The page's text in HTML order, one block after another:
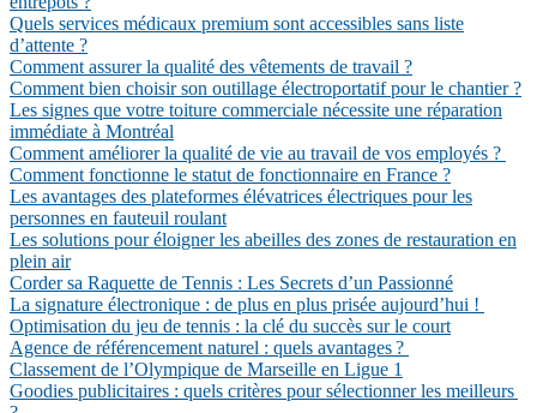
Quels services médicaux premium sont accessibles sans liste
d’attente ?
Comment assurer la qualité des vêtements de travail ?
Comment bien choisir son outillage électroportatif pour le chantier ?
Les signes que votre toiture commerciale nécessite une réparation
immédiate à Montréal
Comment améliorer la qualité de vie au travail de vos employés ?
Comment fonctionne le statut de fonctionnaire en France ?
Les avantages des plateformes élévatrices électriques pour les
personnes en fauteuil roulant
Les solutions pour éloigner les abeilles des zones de restauration en
plein air
Corder sa Raquette de Tennis : Les Secrets d’un Passionné
La signature électronique : de plus en plus prisée aujourd’hui !
Optimisation du jeu de tennis : la clé du succès sur le court
Agence de référencement naturel : quels avantages ?
Classement de l’Olympique de Marseille en Ligue 1
Goodies publicitaires : quels critères pour sélectionner les meilleurs